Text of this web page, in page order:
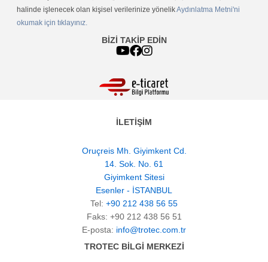
halinde işlenecek olan kişisel verilerinize yönelikAydınlatma Metni'ni
okumak için tıklayınız.
BİZİ TAKİP EDİN
İLETİŞİM
Oruçreis Mh. Giyimkent Cd.
14. Sok. No. 61
Giyimkent Sitesi
Esenler - İSTANBUL
Tel: +90 212 438 56 55
Faks: +90 212 438 56 51
E-posta: info@trotec.com.tr
TROTEC BİLGİ MERKEZİ